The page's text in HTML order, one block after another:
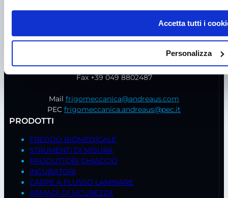
Accetta tutti i
Personalizza
Tel.+39 049 685736
Fax +39 049 8802487
Mail frigomeccanica@andreaus.com
PEC frigomeccanica.andreaus@pec.it
PRODOTTI
FREDDO BIOMEDICALE
STRUMENTI DI MISURA
PRODUTTORI GHIACCIO
INCUBATORI
CAPPE A FLUSSO LAMINARE
ARMADI DI SICUREZZA